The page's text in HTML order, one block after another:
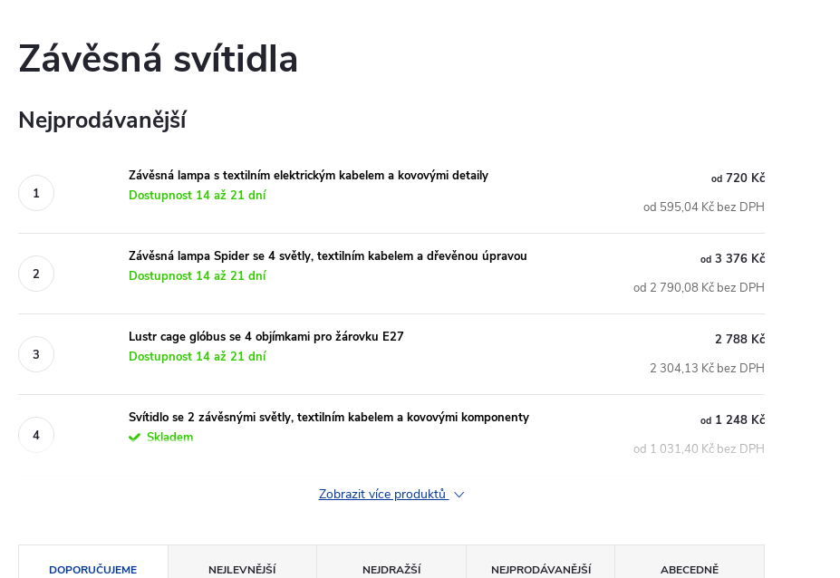
Závěsná svítidla
Nejprodávanější
Závěsná lampa s textilním elektrickým kabelem a kovovými detaily
Dostupnost 14 až 21 dní
od 720 Kč
od 595,04 Kč bez DPH
Závěsná lampa Spider se 4 světly, textilním kabelem a dřevěnou úpravou
Dostupnost 14 až 21 dní
od 3 376 Kč
od 2 790,08 Kč bez DPH
Lustr cage glóbus se 4 objímkami pro žárovku E27
Dostupnost 14 až 21 dní
2 788 Kč
2 304,13 Kč bez DPH
Svítidlo se 2 závěsnými světly, textilním kabelem a kovovými komponenty
Skladem
od 1 248 Kč
od 1 031,40 Kč bez DPH
Zobrazit více produktů
DOPORUČUJEME NEJLEVNĚJŠÍ NEJDRAŽŠÍ NEJPRODÁVANĚJŠÍ ABECEDNĚ